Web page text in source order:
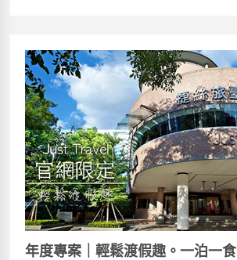
年度專案｜輕鬆渡假趣。一泊一食